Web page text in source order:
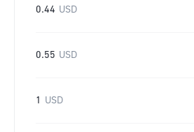
0.44 USD
0.55 USD
1 USD